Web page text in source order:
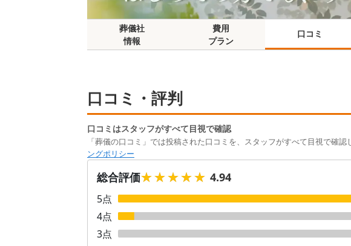
葬儀社
情報
費用
プラン
口コミ
口コミ・評判
口コミはスタッフがすべて目視で確認
「葬儀の口コミ」では投稿された口コミを、スタッフがすべて目視で確
ングポリシー
総合評価★★★★★
★★★★★ 4.94
5点
4点
3点